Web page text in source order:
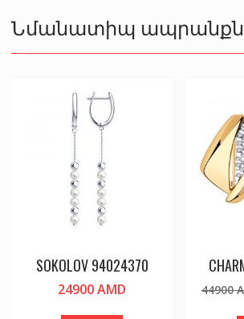
Նմանատիպ
SOKOLOV 94024370
24900AMD 44900